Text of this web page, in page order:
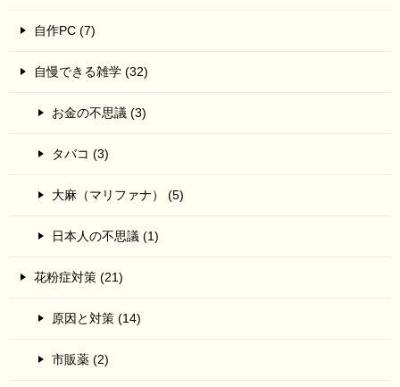
自作PC (7)
自慢できる雑学 (32)
お金の不思議 (3)
タバコ (3)
大麻（マリファナ） (5)
日本人の不思議 (1)
花粉症対策 (21)
原因と対策 (14)
市販薬 (2)